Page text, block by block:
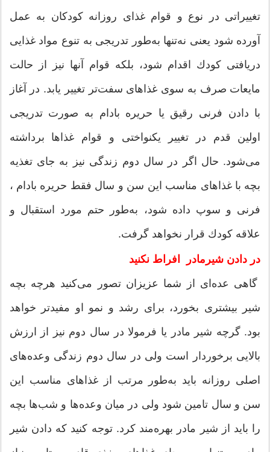
تغییراتی در نوع و قوام غذای روزانه كودكان به عمل
آورده شود یعنی نه‌تنها به‌طور تدریجی به تنوع مواد غذایی
دریافتی كودك اقدام شود، بلكه قوام آنها نیز از حالت
مایعات صرف به سوی غذاهای سفت‌تر تغییر یابد. در آغاز
با دادن فرنی رقیق یا حریره بادام به صورت تدریجی
اولین قدم در تغییر یكنواختی و قوام غذاها برداشته
می‌شود. حال اگر در سال دوم زندگی نیز به جای تغذیه
بچه با غذاهای مناسب این سن و سال فقط حریره بادام ،
فرنی و سوپ داده ‌شود، به‌طور حتم مورد استقبال و
علاقه كودك قرار نخواهد گرفت.
در دادن شیرمادر افراط نکنید
گاهی عده‌ای از شما عزیزان تصور می‌كنید هرچه بچه
شیر بیشتری بخورد، برای رشد و نمو او مفیدتر خواهد
بود. گرچه شیر مادر یا فرمولا در سال دوم نیز از ارزش
بالایی برخوردار است ولی در سال دوم زندگی وعده‌های
اصلی روزانه باید به‌طور مرتب از غذاهای مناسب این
سن و سال تامین شود ولی در میان وعده‌ها و شب‌ها بچه
را باید از شیر مادر بهره‌مند کرد. توجه كنید كه دادن شیر